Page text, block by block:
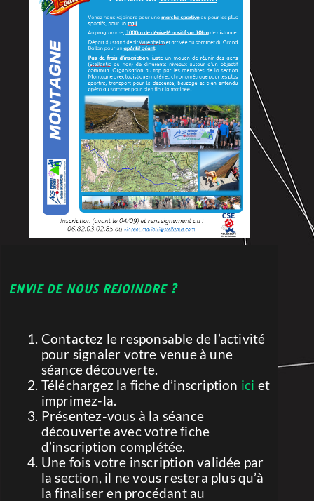
ENVIE DE NOUS REJOINDRE ?
Contactez le responsable de l’activité
pour signaler votre venue à une
séance découverte.
Téléchargez la fiche d’inscription ici et
imprimez-la.
Présentez-vous à la séance
découverte avec votre fiche
d’inscription complétée.
Une fois votre inscription validée par
la section, il ne vous restera plus qu’à
la finaliser en procédant au